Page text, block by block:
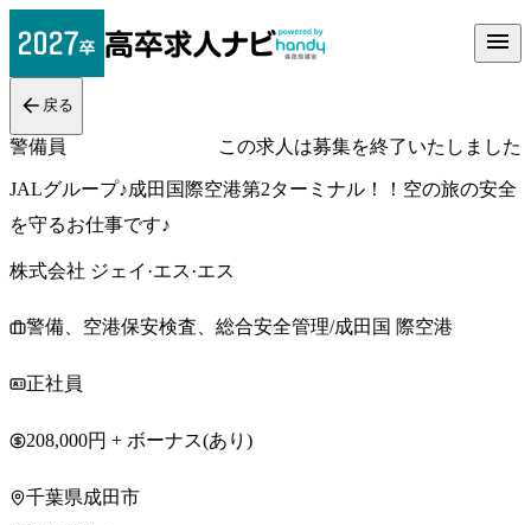
戻る
警備員 この求人は募集を終了いたしました
JALグループ♪成田国際空港第2ターミナル！！空の旅の安全
を守るお仕事です♪
株式会社 ジェイ·エス·エス
警備、空港保安検査、総合安全管理/成田国 際空港
正社員
208,000円 + ボーナス(あり)
千葉県成田市